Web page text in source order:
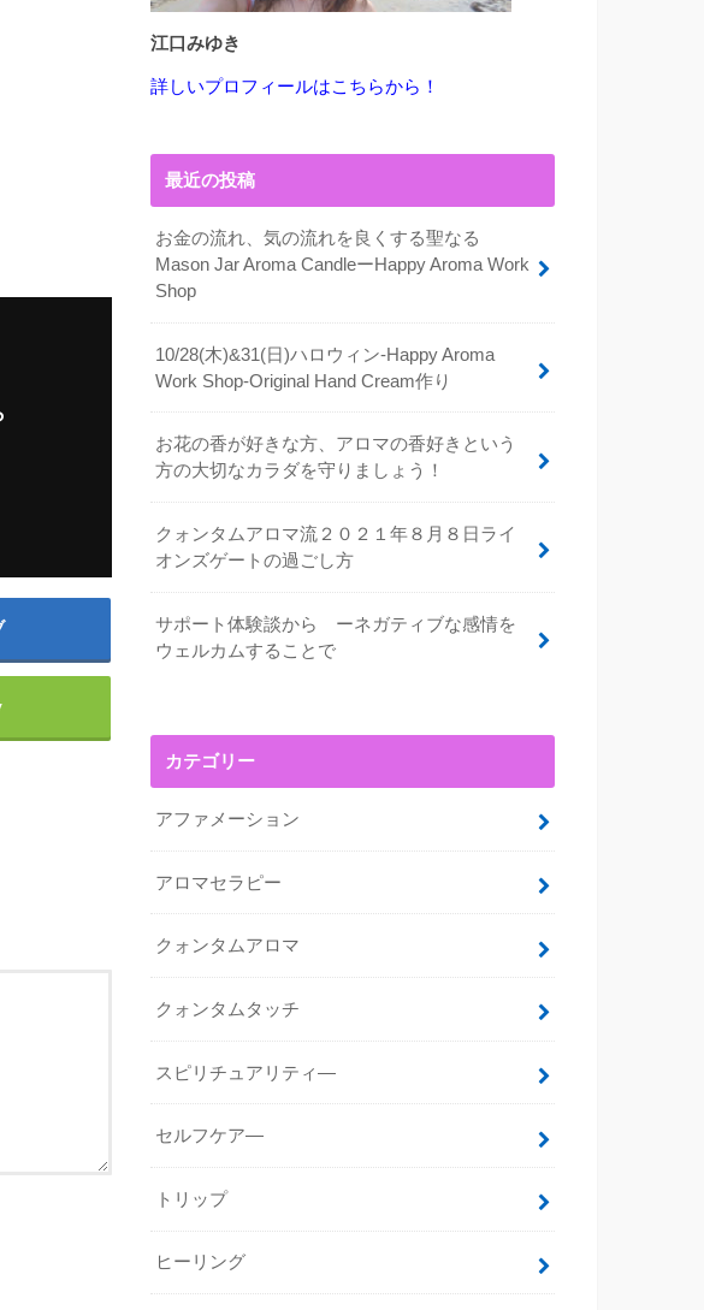
江口みゆき
詳しいプロフィールはこちらから！
最近の投稿
お金の流れ、気の流れを良くする聖なる
Mason Jar Aroma CandleーHappy Aroma Work
Shop
10/28(木)&31(日)ハロウィン-Happy Aroma
Work Shop-Original Hand Cream作り
お花の香が好きな方、アロマの香好きという
方の大切なカラダを守りましょう！
クォンタムアロマ流２０２１年８月８日ライ
オンズゲートの過ごし方
サポート体験談から ーネガティブな感情を
ウェルカムすることで
カテゴリー
アファメーション
アロマセラピー
クォンタムアロマ
クォンタムタッチ
スピリチュアリティ―
セルフケア―
トリップ
ヒーリング